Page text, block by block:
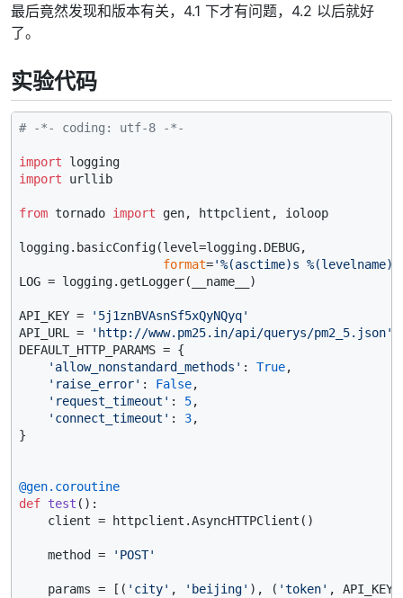
最后竟然发现和版本有关，4.1 下才有问题，4.2 以后就好
了。
实验代码
# -*- coding: utf-8 -*-
import
import urllib
from tornado import gen, httpclient, ioloop
logging.basicConfig(level=logging.DEBUG,
format='%(asctime)s
LOG = logging.getLogger(__name__)
API_KEY =
'5j1znBVAsnSf5xQyNQyq'
API_URL =
'http://www.pm25.in/api/querys/pm2_5.json'
DEFAULT_HTTP_PARAMS = {
'allow_nonstandard_methods' : True,
'raise_error' : False,
'request_timeout' : 5,
'connect_timeout' : 3,
}
@gen.coroutine
def test ():
    client = httpclient.AsyncHTTPClient()
    method =
'POST'
    params = [(
'city' , 'beijing' ), ( 'token' ,